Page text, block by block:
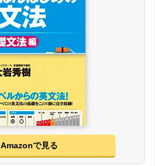
Amazonで見る